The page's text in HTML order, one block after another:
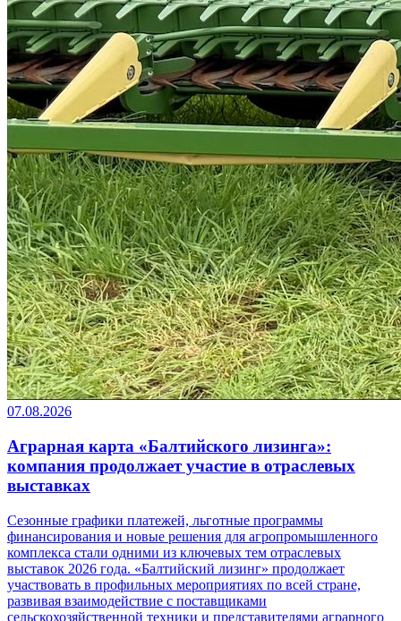
07.08.2026
Аграрная карта «Балтийского лизинга»:
компания продолжает участие в отраслевых
выставках
Сезонные графики платежей, льготные программы
финансирования и новые решения для агропромышленного
комплекса стали одними из ключевых тем отраслевых
выставок 2026 года. «Балтийский лизинг» продолжает
участвовать в профильных мероприятиях по всей стране,
развивая взаимодействие с поставщиками
сельскохозяйственной техники и представителями аграрного